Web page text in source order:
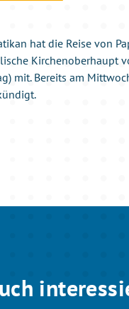
hat die Reise von
Kirchenoberhaupt
mit. Bereits am